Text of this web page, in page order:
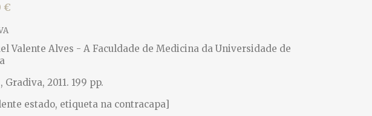
€
Valente Alves - A Faculdade de Medicina da Universidade de
Gradiva, 2011. 199 pp.
estado, etiqueta na contracapa]